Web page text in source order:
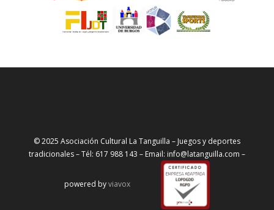
© 2025 Asociación Cultural La Tanguilla – Juegos y deportes
tradicionales – Tél: 617 988 143 – Email: info@latanguilla.com –
powered byviavox